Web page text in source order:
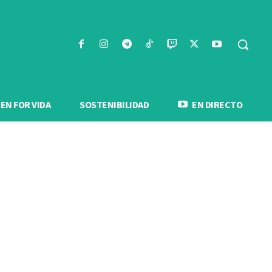
FOR VIDA SOSTENIBILIDAD EN DIRECTO